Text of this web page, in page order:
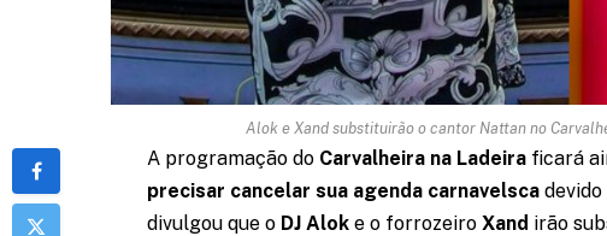
Alok e Xand substituirão o cantor Nattan no
A programação doCarvalheira na Ladeiraficará
precisar cancelar sua agenda carnavelscadevido
divulgou que oDJ Aloke o forrozeiro Xand irão